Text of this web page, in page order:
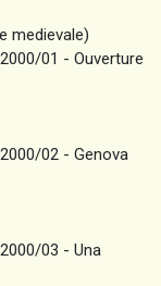
medievale)
01 - Ouverture
02 - Genova
03 - Una